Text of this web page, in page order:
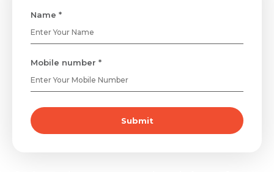
Name *
Mobile number *
Submit